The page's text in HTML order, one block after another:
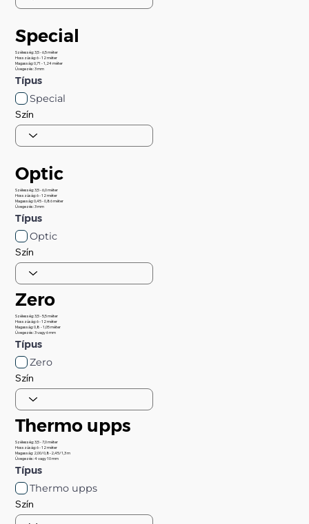
Special
Szélesség: 3,5 - 6,5 méter
Hosszúság: 6 - 12 méter
Magasság: 0,71 - 1,24 méter
Üvegezés: 3 mm
Típus
Special
Szín
Optic
Szélesség: 3,5 - 6,0 méter
Hosszúság: 6 - 12 méter
Magasság: 0,45 - 0,86 méter
Üvegezés: 3 mm
Típus
Optic
Szín
Zero
Szélesség: 3,5 - 5,5 méter
Hosszúság: 6 - 12 méter
Magasság: 0,8 - 1,05 méter
Üvegezés: 3 vagy 6 mm
Típus
Zero
Szín
Thermo upps
Szélesség: 3,5 - 7,0 méter
Hosszúság: 6 - 12 méter
Magasság: 2,00/0,8-2,45/1,3 m
Üvegezés: 4 vagy 10 mm
Típus
Thermo upps
Szín